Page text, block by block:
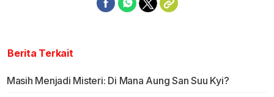
Berita Terkait
Masih Menjadi Misteri: Di Mana Aung San Suu Kyi?